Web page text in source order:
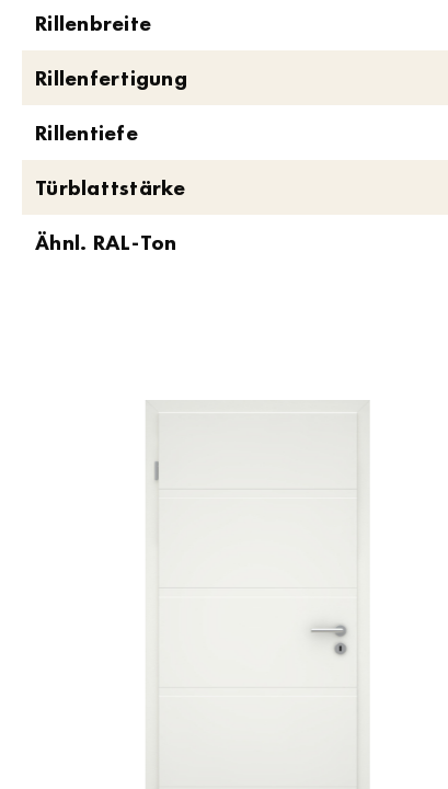
Rillenbreite
Rillenfertigung
Rillentiefe
Türblattstärke
Ähnl. RAL-Ton